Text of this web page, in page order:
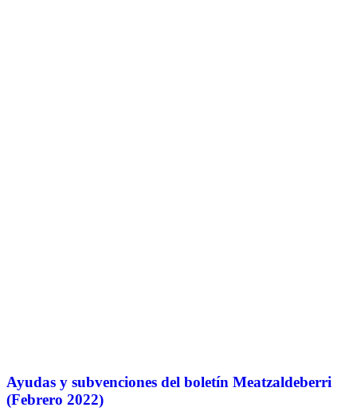
Ayudas y subvenciones del boletín Meatzaldeberri
(Febrero 2022)